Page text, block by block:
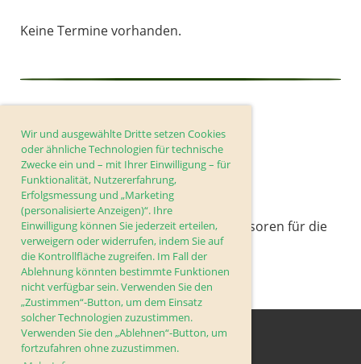
Wir und ausgewählte Dritte setzen Cookies
oder ähnliche Technologien für technische
Zwecke ein und – mit Ihrer Einwilligung – für
Funktionalität, Nutzererfahrung,
Erfolgsmessung und „Marketing
(personalisierte Anzeigen)“. Ihre
Einwilligung können Sie jederzeit erteilen,
verweigern oder widerrufen, indem Sie auf
die Kontrollfläche zugreifen. Im Fall der
Ablehnung könnten bestimmte Funktionen
nicht verfügbar sein. Verwenden Sie den
„Zustimmen“-Button, um dem Einsatz
solcher Technologien zuzustimmen.
Verwenden Sie den „Ablehnen“-Button, um
fortzufahren ohne zuzustimmen.
Keine Termine vorhanden.
Sponsoren
Spezieller dank geht an unsere Sponsoren für die
Jahrelange unterstützung.